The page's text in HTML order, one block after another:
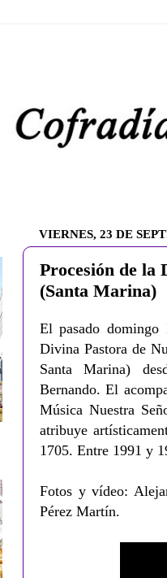
VIERNES, 23 DE
Procesión de la
(Santa Marina)
El pasado
Divina Pastora de
Santa Marina)
Bernando. El
Música Nuestra
atribuye
1705. Entre 1991 y
Fotos y vídeo:
Pérez Martín.